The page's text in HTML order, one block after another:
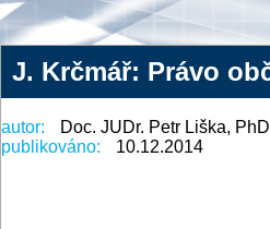
J. Krčmář: Právo
autor:
Doc. JUDr. Petr Liška,
publikováno:
10.12.2014